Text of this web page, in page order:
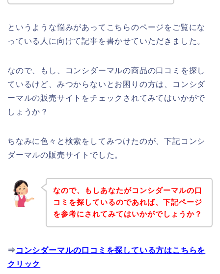
というような悩みがあってこちらのページをご覧にな
っている人に向けて記事を書かせていただきました。
なので、もし、コンシダーマルの商品の口コミを探し
ているけど、みつからないとお困りの方は、コンシダ
ーマルの販売サイトをチェックされてみてはいかがで
しょうか？
ちなみに色々と検索をしてみつけたのが、下記コンシ
ダーマルの販売サイトでした。
なので、もしあなたがコンシダーマルの口
コミを探しているのであれば、下記ページ
を参考にされてみてはいかがでしょうか？
⇒ コンシダーマルの口コミを探している方はこちらを
クリック